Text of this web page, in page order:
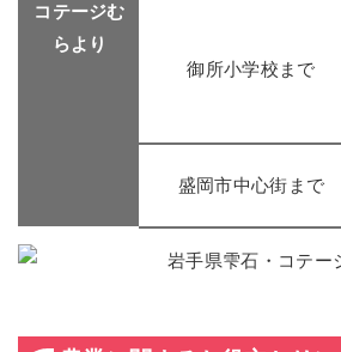
コテージむ
らより
御所小学校まで
盛岡市中心街まで